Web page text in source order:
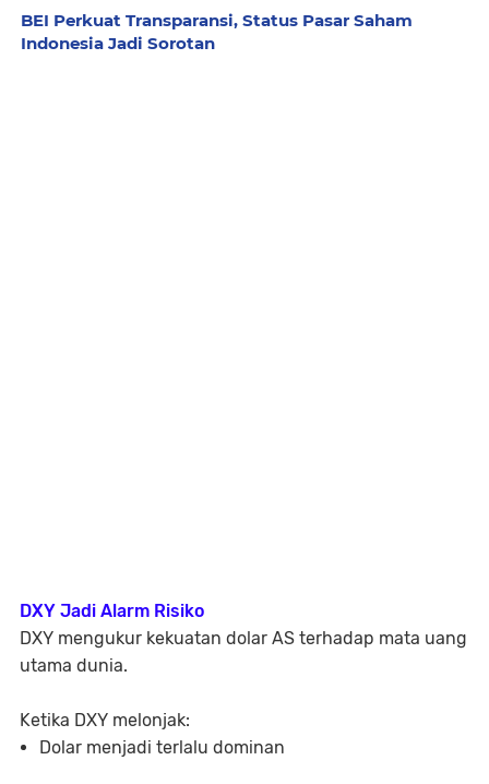
BEI Perkuat Transparansi, Status Pasar Saham
Indonesia Jadi Sorotan
DXY Jadi Alarm Risiko
DXY mengukur kekuatan dolar AS terhadap mata uang
utama dunia.
Ketika DXY melonjak:
Dolar menjadi terlalu dominan